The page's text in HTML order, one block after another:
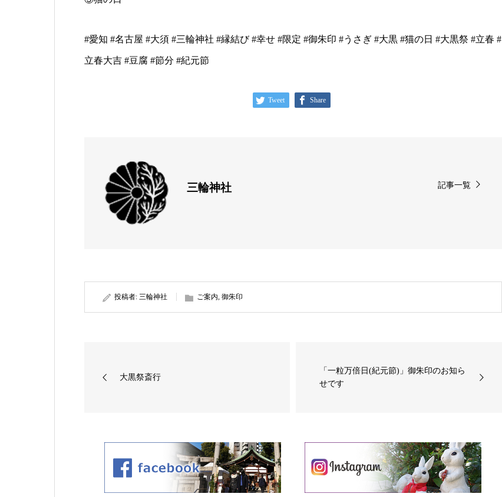
#愛知 #名古屋 #大須 #三輪神社 #縁結び #幸せ #限定 #御朱印 #うさぎ #大黒 #猫の日 #大黒祭 #立春 #
立春大吉 #豆腐 #節分 #紀元節
Tweet Share
記事一覧
三輪神社
投稿者: 三輪神社 ご案内, 御朱印
大黒祭斎行
「一粒万倍日(紀元節)」御朱印のお知ら
せです